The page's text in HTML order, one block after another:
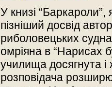
У книзі
пізніший досвід
риболовецьких
омріяна в “Нарисах
училища досягнута і
розповідача